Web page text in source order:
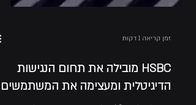
זמן קריאה 1 דקות
HSBC מובילה את תחום הנגישות